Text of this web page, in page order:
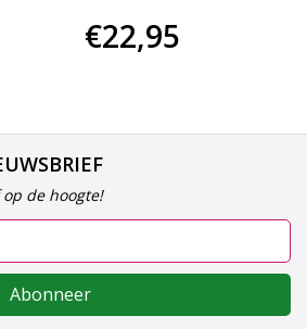
€22,95
de hoogte!
Abonneer